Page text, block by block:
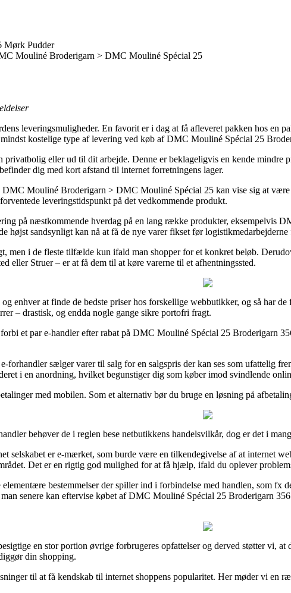
Mørk Pudder
Mouliné Broderigarn > DMC Mouliné Spécial 25
leveringsmuligheder. En favorit er i dag at få afleveret pakken hos en
kostelige type af levering ved køb af DMC Mouliné Spécial 25
privatbolig eller ud til dit arbejde. Denne er beklageligvis en kende
dig med kort afstand til internet forretningens lager.
Mouliné Broderigarn > DMC Mouliné Spécial 25 kan vise sig at
leveringstidspunkt på det vedkommende produkt.
på næstkommende hverdag på en lang række produkter, eksempelvis
højst sandsynligt kan nå at få de nye varer fikset før logistikmedarbejderne
men i de fleste tilfælde kun ifald man shopper for et konkret beløb.
eller Struer – er at få dem til at køre varerne til et afhentningssted.
enhver at finde de bedste priser hos forskellige webbutikker, og så har
– drastisk, og endda nogle gange sikre portofri fragt.
et par e-handler efter rabat på DMC Mouliné Spécial 25 Broderigarn
forhandler sælger varer til salg for en salgspris der kan ses som ufattelig
i en anordning, hvilket begunstiger dig som køber imod svindlende
med mobilen. Som et alternativ bør du bruge en løsning på
behøver de i reglen bese netbutikkens handelsvilkår, dog er det i
selskabet er e-mærket, som burde være en tilkendegivelse af at internet
Det er en rigtig god mulighed for at få hjælp, ifald du oplever
bestemmelser der spiller ind i forbindelse med handlen, som
senere kan eftervise købet af DMC Mouliné Spécial 25 Broderigarn
en stor portion øvrige forbrugeres opfattelser og derved støtter vi,
din shopping.
til at få kendskab til internet shoppens popularitet. Her møder vi en